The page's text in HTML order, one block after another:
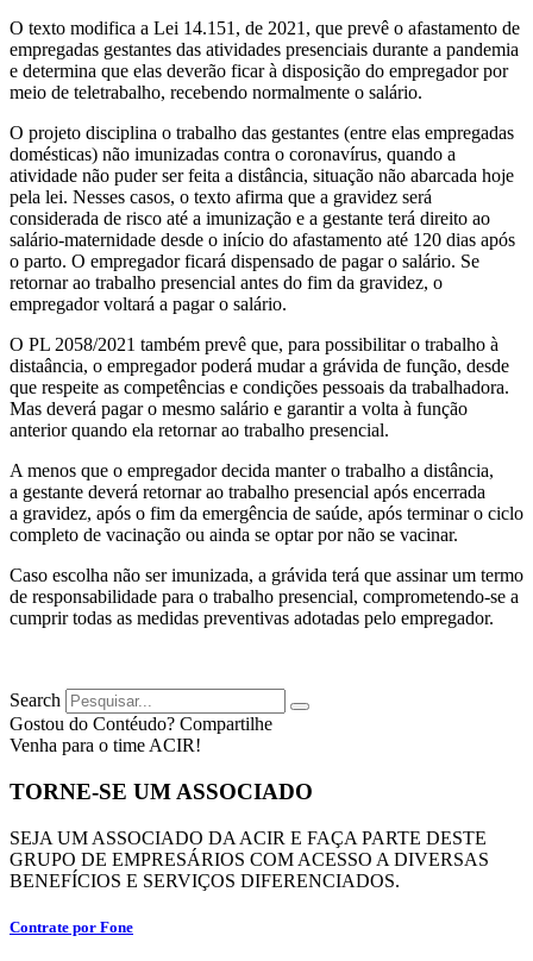
O texto modifica a Lei 14.151, de 2021, que prevê o afastamento de
empregadas gestantes das atividades presenciais durante a pandemia
e determina que elas deverão ficar à disposição do empregador por
meio de teletrabalho, recebendo normalmente o salário.
O projeto disciplina o trabalho das gestantes (entre elas empregadas
domésticas) não imunizadas contra o coronavírus, quando a
atividade não puder ser feita a distância, situação não abarcada hoje
pela lei. Nesses casos, o texto afirma que a gravidez será
considerada de risco até a imunização e a gestante terá direito ao
salário-maternidade desde o início do afastamento até 120 dias após
o parto. O empregador ficará dispensado de pagar o salário. Se
retornar ao trabalho presencial antes do fim da gravidez, o
empregador voltará a pagar o salário.
O PL 2058/2021 também prevê que, para possibilitar o trabalho à
distaância, o empregador poderá mudar a grávida de função, desde
que respeite as competências e condições pessoais da trabalhadora.
Mas deverá pagar o mesmo salário e garantir a volta à função
anterior quando ela retornar ao trabalho presencial.
A menos que o empregador decida manter o trabalho a distância,
a gestante deverá retornar ao trabalho presencial após encerrada
a gravidez, após o fim da emergência de saúde, após terminar o ciclo
completo de vacinação ou ainda se optar por não se vacinar.
Caso escolha não ser imunizada, a grávida terá que assinar um termo
de responsabilidade para o trabalho presencial, comprometendo-se a
cumprir todas as medidas preventivas adotadas pelo empregador.
Search
Gostou do Contéudo? Compartilhe
Venha para o time ACIR!
TORNE-SE UM ASSOCIADO
SEJA UM ASSOCIADO DA ACIR E FAÇA PARTE DESTE
GRUPO DE EMPRESÁRIOS COM ACESSO A DIVERSAS
BENEFÍCIOS E SERVIÇOS DIFERENCIADOS.
Contrate por Fone